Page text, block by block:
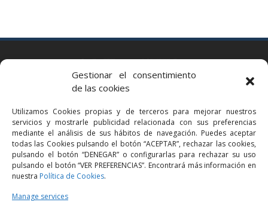
Gestionar el consentimiento
de las cookies
Utilizamos Cookies propias y de terceros para mejorar nuestros
servicios y mostrarle publicidad relacionada con sus preferencias
mediante el análisis de sus hábitos de navegación. Puedes aceptar
todas las Cookies pulsando el botón “ACEPTAR”, rechazar las cookies,
pulsando el botón “DENEGAR” o configurarlas para rechazar su uso
pulsando el botón “VER PREFERENCIAS”. Encontrará más información en
nuestra Política de Cookies.
Manage services
Via Augusta 2 bis, 3º, 08006 Barcelona
bcn@bellavistalegal.eu
GRANOLLERS
C/ Sant Jaume, 16 1r, 08401 Granollers (Bcn)
+34 93 860 39 60
grn@bellavistalegal.eu
MADRID